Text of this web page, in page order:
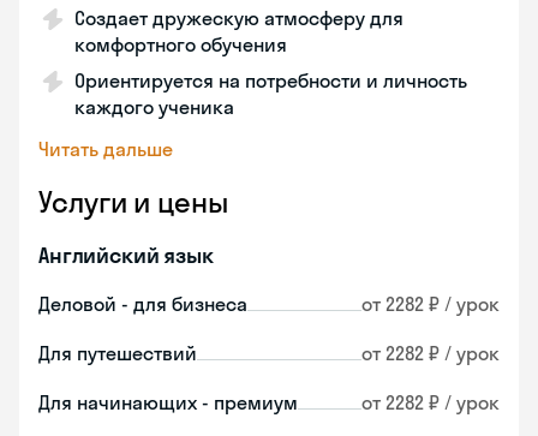
Создает дружескую атмосферу для
комфортного обучения
Ориентируется на потребности и личность
каждого ученика
Читать дальше
Услуги и цены
Английский язык
Деловой - для бизнеса от 2282 ₽ / урок
Для путешествий от 2282 ₽ / урок
Для начинающих - премиум от 2282 ₽ / урок